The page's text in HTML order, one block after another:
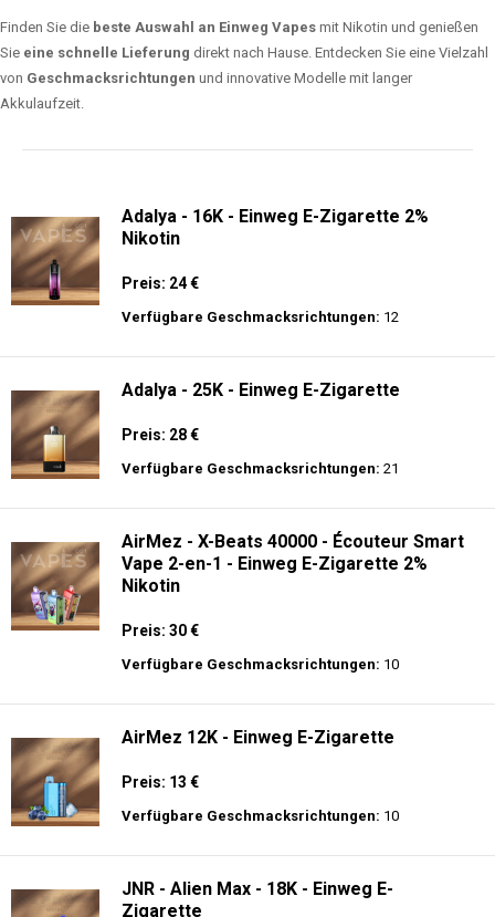
Finden Sie die beste Auswahl an Einweg Vapes mit Nikotin und genießen
Sie eine schnelle Lieferung direkt nach Hause. Entdecken Sie eine Vielzahl
von Geschmacksrichtungen und innovative Modelle mit langer
Akkulaufzeit.
Adalya - 16K - Einweg E-Zigarette 2%
Nikotin
Preis: 24 €
Verfügbare Geschmacksrichtungen: 12
Adalya - 25K - Einweg E-Zigarette
Preis: 28 €
Verfügbare Geschmacksrichtungen: 21
AirMez - X-Beats 40000 - Écouteur Smart
Vape 2-en-1 - Einweg E-Zigarette 2%
Nikotin
Preis: 30 €
Verfügbare Geschmacksrichtungen: 10
AirMez 12K - Einweg E-Zigarette
Preis: 13 €
Verfügbare Geschmacksrichtungen: 10
JNR - Alien Max - 18K - Einweg E-
Zigarette